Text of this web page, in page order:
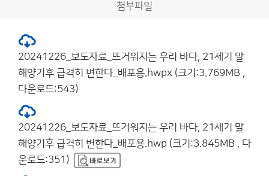
첨부파일
20241226_보도자료_뜨거워지는 우리 바다, 21세기 말
해양기후 급격히 변한다_배포용.hwpx (크기:3.769MB ,
다운로드:543)
20241226_보도자료_뜨거워지는 우리 바다, 21세기 말
해양기후 급격히 변한다_배포용.hwp (크기:3.845MB , 다
운로드:351)